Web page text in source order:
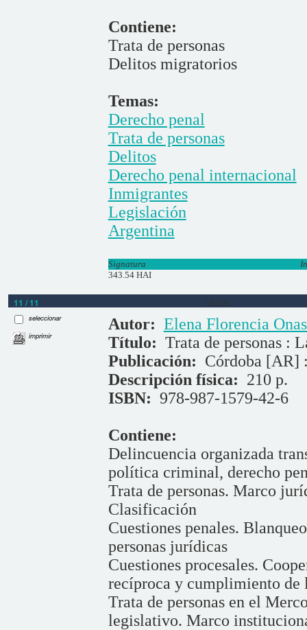
Contiene:
Trata de personas
Delitos migratorios
Temas:
Derecho penal
Trata de personas
Delitos
Derecho penal internacional
Inmigrantes
Legislación
Argentina
Signatura
343.54 HAI
11 / 11 Libros
seleccionar
imprimir
Autor: Elena Florencia
Título: Trata de personas :
Publicación: Córdoba [AR]
Descripción física: 210 p.
ISBN: 978-987-1579-42-6
Contiene:
Delincuencia organizada
política criminal, derecho
Trata de personas. Marco
Clasificación
Cuestiones penales.
personas jurídicas
Cuestiones procesales.
recíproca y cumplimiento de
Trata de personas en el
legislativo. Marco